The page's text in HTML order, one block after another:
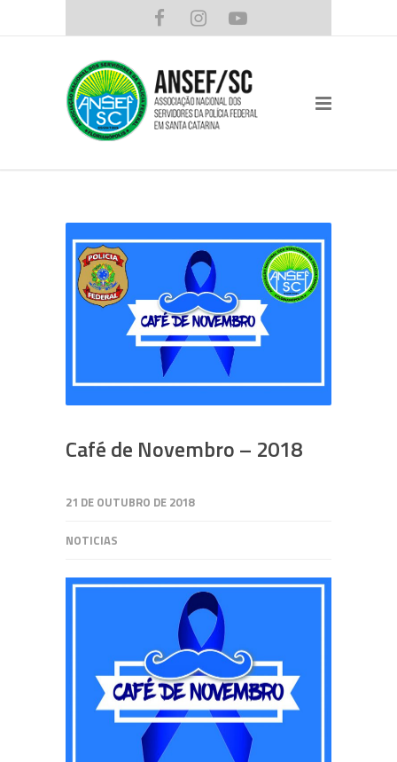
Café de Novembro – 2018
21 DE OUTUBRO DE 2018
NOTICIAS